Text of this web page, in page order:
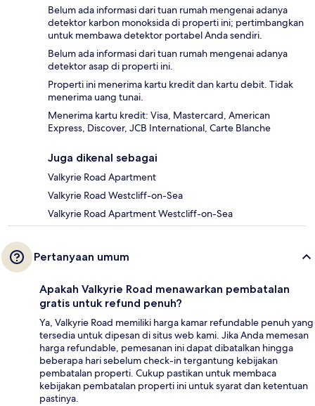
Belum ada informasi dari tuan rumah mengenai adanya
detektor karbon monoksida di properti ini; pertimbangkan
untuk membawa detektor portabel Anda sendiri.
Belum ada informasi dari tuan rumah mengenai adanya
detektor asap di properti ini.
Properti ini menerima kartu kredit dan kartu debit. Tidak
menerima uang tunai.
Menerima kartu kredit: Visa, Mastercard, American
Express, Discover, JCB International, Carte Blanche
Juga dikenal sebagai
Valkyrie Road Apartment
Valkyrie Road Westcliff-on-Sea
Valkyrie Road Apartment Westcliff-on-Sea
Pertanyaan umum
Apakah Valkyrie Road menawarkan pembatalan
gratis untuk refund penuh?
Ya, Valkyrie Road memiliki harga kamar refundable penuh yang
tersedia untuk dipesan di situs web kami. Jika Anda memesan
harga refundable, pemesanan ini dapat dibatalkan hingga
beberapa hari sebelum check-in tergantung kebijakan
pembatalan properti. Cukup pastikan untuk membaca
kebijakan pembatalan properti ini untuk syarat dan ketentuan
pastinya.